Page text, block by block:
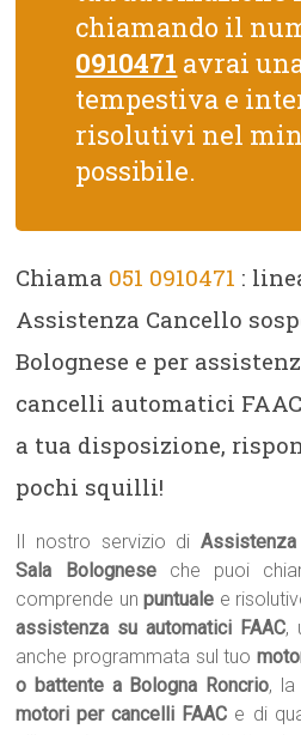
chiamando il
0910471 avrai
tempestiva e
risolutivi nel
possibile.
Chiama 051 0910471 :
Assistenza Cancello
Bolognese e per
cancelli automatici
a tua disposizione,
pochi squilli!
Il nostro servizio di
Sala Bolognese che puoi
comprende unpuntuale e
assistenza su automatici FAAC,
anche programmata sul tuo
o battente a Bologna Roncrio, la
motori per cancelli FAAC e di